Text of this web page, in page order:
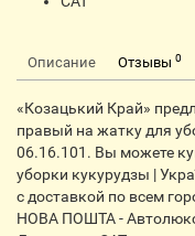
Описание Отзывы 0
«Козацький Край»
правый на жатку для
06.16.101. Вы можете
уборки кукурудзы |
с доставкой по всем
НОВА ПОШТА - Автолюкс